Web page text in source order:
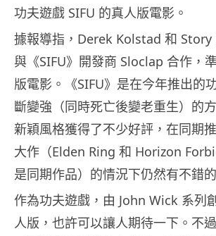
功夫遊戲 SIFU 的真人版電影。
據報導指，Derek Kolstad 和
與《SIFU》開發商 Sloclap 合作，
版電影。《SIFU》是在今年推出的
斷變強（同時死亡後變老重生）的
新穎風格獲得了不少好評，在同期
大作（Elden Ring 和 Horizon
是同期作品）的情況下仍然有不錯
作為功夫遊戲，由 John Wick 系列
人版，也許可以讓人期待一下。不